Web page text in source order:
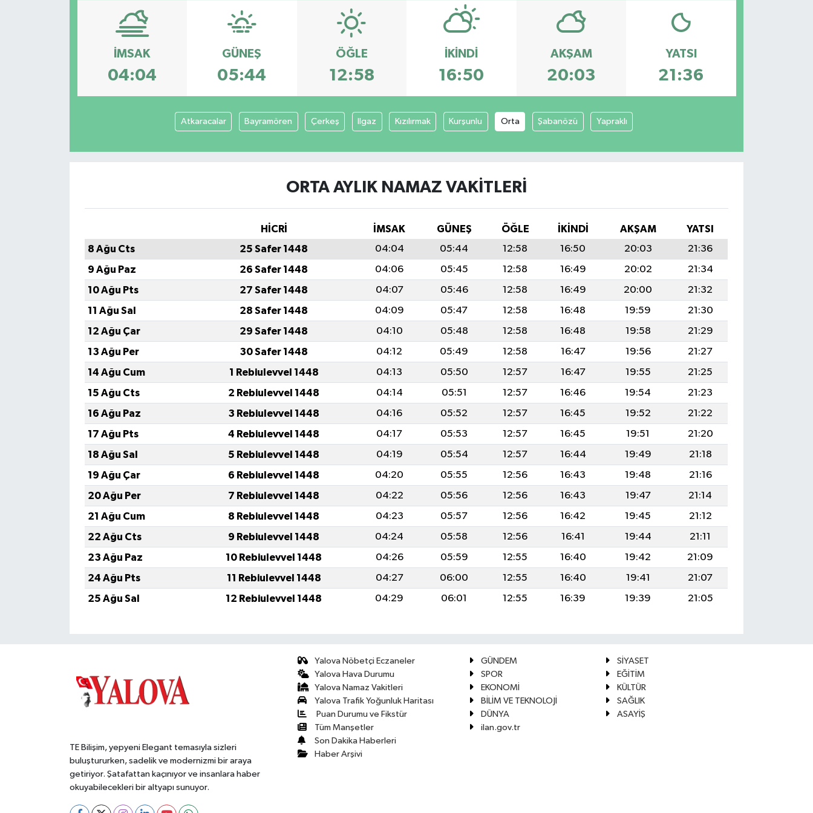
İMSAK
04:04
GÜNEŞ
05:44
ÖĞLE
12:58
İKINDI
16:50
AKŞAM
20:03
YATSI
21:36
Atkaracalar Bayramören Çerkeş Ilgaz Kızılırmak Kurşunlu Orta Şabanözü Yapraklı
ORTA AYLIK NAMAZ VAKITLERI
HİCRİ İMSAK GÜNEŞ ÖĞLE İKINDI AKŞAM
YATSI
8 Ağu Cts
25 Safer 1448 04:04 05:44 12:58 16:50 20:03
21:36
9 Ağu Paz
26 Safer 1448 04:06 05:45 12:58 16:49 20:02
21:34
10 Ağu Pts
27 Safer 1448 04:07 05:46 12:58 16:49 20:00
21:32
11 Ağu Sal
28 Safer 1448 04:09 05:47 12:58 16:48 19:59
21:30
12 Ağu Çar
29 Safer 1448 04:10 05:48 12:58 16:48 19:58
21:29
13 Ağu Per
30 Safer 1448 04:12 05:49 12:58 16:47 19:56
21:27
14 Ağu Cum
1 Rebiulevvel 1448 04:13 05:50 12:57 16:47 19:55
21:25
15 Ağu Cts
2 Rebiulevvel 1448 04:14 05:51 12:57 16:46 19:54
21:23
16 Ağu Paz
3 Rebiulevvel 1448 04:16 05:52 12:57 16:45 19:52
21:22
17 Ağu Pts
4 Rebiulevvel 1448 04:17 05:53 12:57 16:45 19:51
21:20
18 Ağu Sal
5 Rebiulevvel 1448 04:19 05:54 12:57 16:44 19:49
21:18
19 Ağu Çar
6 Rebiulevvel 1448 04:20 05:55 12:56 16:43 19:48
21:16
20 Ağu Per
7 Rebiulevvel 1448 04:22 05:56 12:56 16:43 19:47
21:14
21 Ağu Cum
8 Rebiulevvel 1448 04:23 05:57 12:56 16:42 19:45
21:12
22 Ağu Cts
9 Rebiulevvel 1448 04:24 05:58 12:56 16:41 19:44
21:11
23 Ağu Paz
10 Rebiulevvel 1448 04:26 05:59 12:55 16:40 19:42
21:09
24 Ağu Pts
11 Rebiulevvel 1448 04:27 06:00 12:55 16:40 19:41
21:07
25 Ağu Sal
12 Rebiulevvel 1448 04:29 06:01 12:55 16:39 19:39 21:05
TE Bilişim, yepyeni Elegant temasıyla sizleri
buluştururken, sadelik ve modernizmi bir araya
getiriyor. Şatafattan kaçınıyor ve insanlara haber
okuyabilecekleri bir altyapı sunuyor.
Yalova Nöbetçi Eczaneler
Yalova Hava Durumu
Yalova Namaz Vakitleri
Yalova Trafik Yoğunluk Haritası
Puan Durumu ve Fikstür
Tüm Manşetler
Son Dakika Haberleri
Haber Arşivi
GÜNDEM
SİYASET
SPOR
EĞİTİM
EKONOMİ
KÜLTÜR
BİLİM VE TEKNOLOJİ
SAĞLIK
DÜNYA
ASAYİŞ
ilan.gov.tr